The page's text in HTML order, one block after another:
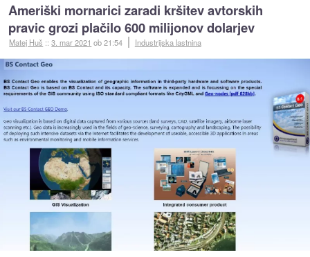
Ameriški mornarici zaradi kršitev avtorskih
pravic grozi plačilo 600 milijonov dolarjev
Matej Huš ::3. mar 2021 ob 21:54 Industrijska lastnina